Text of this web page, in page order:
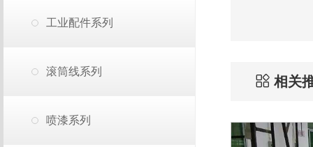
工业配件系列
滚筒线系列
喷漆系列
相关